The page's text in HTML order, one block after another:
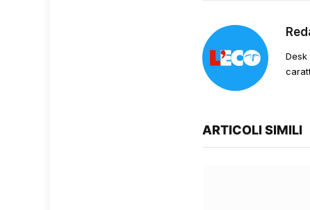
ARTICOLI SIMILI